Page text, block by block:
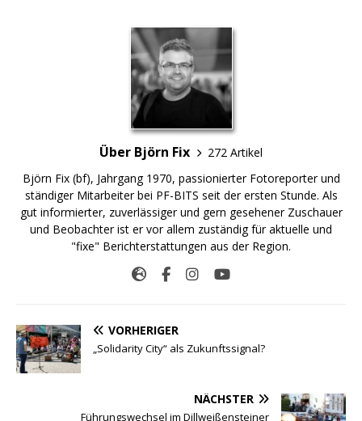
Über Björn Fix
272 Artikel
Björn Fix (bf), Jahrgang 1970, passionierter Fotoreporter und
ständiger Mitarbeiter bei PF-BITS seit der ersten Stunde. Als
gut informierter, zuverlässiger und gern gesehener Zuschauer
und Beobachter ist er vor allem zuständig für aktuelle und
"fixe" Berichterstattungen aus der Region.
VORHERIGER
„Solidarity City“ als Zukunftssignal?
NÄCHSTER
Führungswechsel im Dillweißensteiner